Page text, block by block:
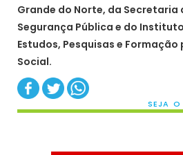
Grande do Norte, da Secretaria
Segurança Pública e do
Estudos, Pesquisas e
Social.
SEJA O